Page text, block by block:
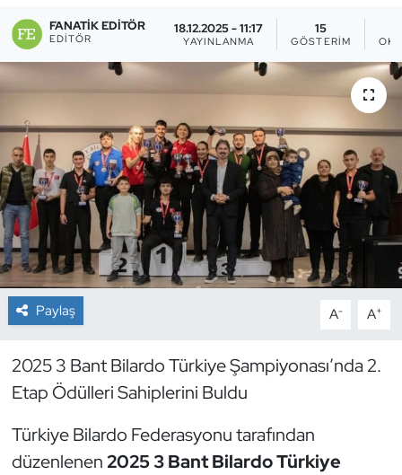
FANATIK EDITÖR
EDITÖR
18.12.2025 - 11:17
YAYINLANMA
15
GÖSTERIM
Paylaş A- A+
2025 3 Bant Bilardo Türkiye Şampiyonası’nda 2.
Etap Ödülleri Sahiplerini Buldu
Türkiye Bilardo Federasyonu tarafından
düzenlenen 2025 3 Bant Bilardo Türkiye
Buz Hokeyi
Buz Pateni
Çim Hokeyi
Cimnastik
Curling
Dağcılık
Dans Sporları
Dövüş Sanatı
Eskrim